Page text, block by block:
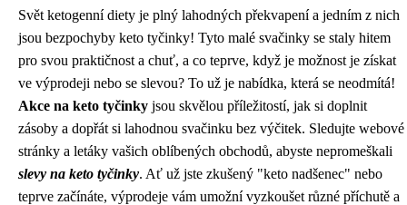
Svět ketogenní diety je plný lahodných překvapení a jedním z nich
jsou bezpochyby keto tyčinky! Tyto malé svačinky se staly hitem
pro svou praktičnost a chuť, a co teprve, když je možnost je získat
ve výprodeji nebo se slevou? To už je nabídka, která se neodmítá!
Akce na keto tyčinky jsou skvělou příležitostí, jak si doplnit
zásoby a dopřát si lahodnou svačinku bez výčitek. Sledujte webové
stránky a letáky vašich oblíbených obchodů, abyste nepromeškali
slevy na keto tyčinky. Ať už jste zkušený "keto nadšenec" nebo
teprve začínáte, výprodeje vám umožní vyzkoušet různé příchutě a